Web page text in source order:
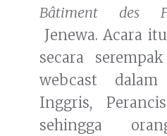
Bâtiment des
Jenewa. Acara
secara
webcast
Inggris,
sehingga